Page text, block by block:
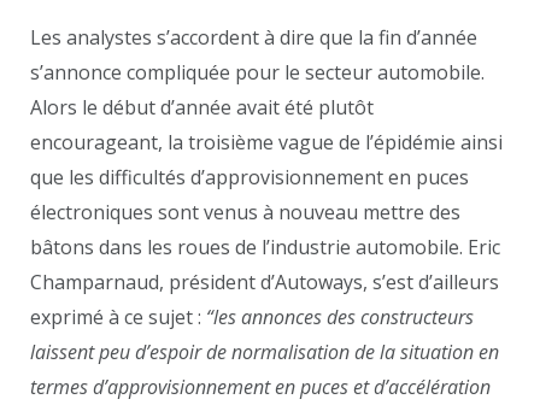
Les analystes s’accordent à dire que la fin d’année
s’annonce compliquée pour le secteur automobile.
Alors le début d’année avait été plutôt
encourageant, la troisième vague de l’épidémie ainsi
que les difficultés d’approvisionnement en puces
électroniques sont venus à nouveau mettre des
bâtons dans les roues de l’industrie automobile. Eric
Champarnaud, président d’Autoways, s’est d’ailleurs
exprimé à ce sujet : “les annonces des constructeurs
laissent peu d’espoir de normalisation de la situation en
termes d’approvisionnement en puces et d’accélération